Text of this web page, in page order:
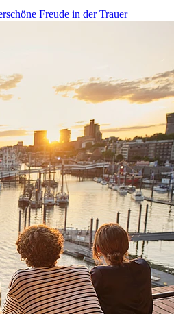
Freude in der Trauer